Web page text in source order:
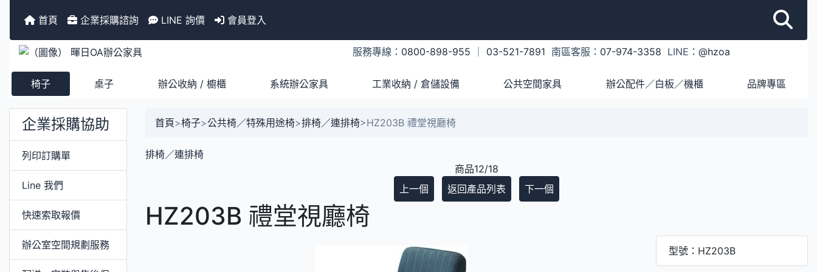
首頁 企業採購諮詢 LINE 詢價 會員登入
服務專線： 0800-898-955 03-521-7891 南區客服： 07-974-3358 LINE：@hzoa
椅子 桌子 辦公收納 / 櫥櫃 系統辦公家具 工業收納 / 倉儲設備 公共空間家具 辦公配件／白板／機櫃 品牌專區
企業採購協助
列印訂購單
Line 我們
快速索取報價
辦公室空間規劃服務
首頁>椅子>公共椅／特殊用途椅>排椅／連排椅>HZ203B 禮堂視廳椅
排椅／連排椅
商品12/18
上一個
返回產品列表 下一個
HZ203B 禮堂視廳椅
型號：HZ203B